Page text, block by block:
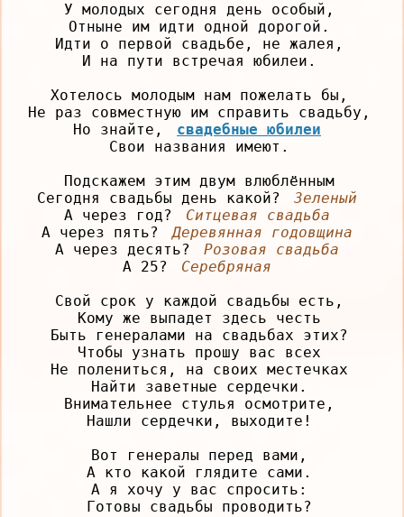
У молодых сегодня день особый,
Отныне им идти одной дорогой.
Идти о первой свадьбе, не жалея,
И на пути встречая юбилеи.
Хотелось молодым нам пожелать бы,
Не раз совместную им справить свадьбу,
Но знайте,
свадебные юбилеи
Свои названия имеют.
Подскажем этим двум влюблённым
Сегодня свадьбы день какой?
Зеленый
А через год?
Ситцевая свадьба
А через пять?
Деревянная годовщина
А через десять?
Розовая свадьба
А 25?
Серебряная
Свой срок у каждой свадьбы есть,
Кому же выпадет здесь честь
Быть генералами на свадьбах этих?
Чтобы узнать прошу вас всех
Не полениться, на своих местечках
Найти заветные сердечки.
Внимательнее стулья осмотрите,
Нашли сердечки, выходите!
Вот генералы перед вами,
А кто какой глядите сами.
А я хочу у вас спросить:
Готовы свадьбы проводить?